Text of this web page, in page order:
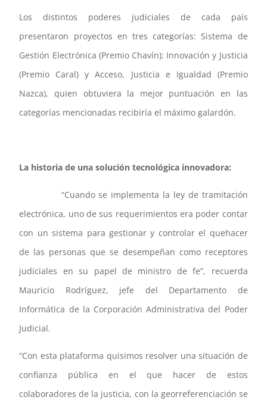
Los distintos poderes judiciales de cada país
presentaron proyectos en tres categorías: Sistema de
Gestión Electrónica (Premio Chavín); Innovación y Justicia
(Premio Caral) y Acceso, Justicia e Igualdad (Premio
Nazca), quien obtuviera la mejor puntuación en las
categorías mencionadas recibiría el máximo galardón.
La historia de una solución tecnológica innovadora:
“Cuando se implementa la ley de tramitación
electrónica, uno de sus requerimientos era poder contar
con un sistema para gestionar y controlar el quehacer
de las personas que se desempeñan como receptores
judiciales en su papel de ministro de fe”, recuerda
Mauricio Rodríguez, jefe del Departamento de
Informática de la Corporación Administrativa del Poder
Judicial.
“Con esta plataforma quisimos resolver una situación de
confianza pública en el que hacer de estos
colaboradores de la justicia, con la georreferenciación se